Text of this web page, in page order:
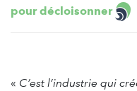
pour décloisonner
« C’est l’industrie qui